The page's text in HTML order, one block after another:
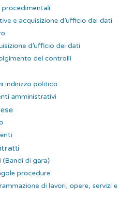
e acquisizione d’ufficio dei dati
d’ufficio dei dati
dei controlli
indirizzo politico
amministrativi
(Bandi di gara)
procedure
di lavori, opere, servizi e